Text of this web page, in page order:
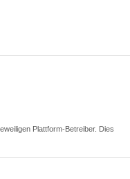
Plattform-Betreiber. Dies